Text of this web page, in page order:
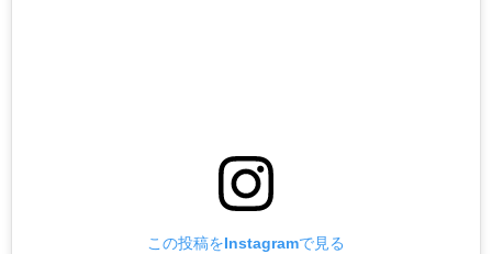
この投稿をInstagramで見る